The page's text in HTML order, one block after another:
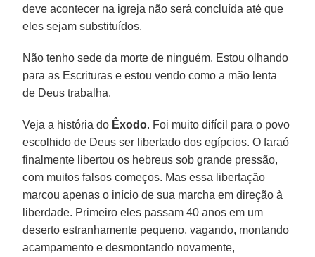
deve acontecer na igreja não será concluída até que
eles sejam substituídos.
Não tenho sede da morte de ninguém. Estou olhando
para as Escrituras e estou vendo como a mão lenta
de Deus trabalha.
Veja a história do Êxodo. Foi muito difícil para o povo
escolhido de Deus ser libertado dos egípcios. O faraó
finalmente libertou os hebreus sob grande pressão,
com muitos falsos começos. Mas essa libertação
marcou apenas o início de sua marcha em direção à
liberdade. Primeiro eles passam 40 anos em um
deserto estranhamente pequeno, vagando, montando
acampamento e desmontando novamente,